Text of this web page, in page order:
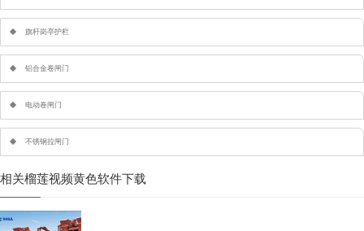
旗杆岗亭护栏
铝合金卷闸门
电动卷闸门
不锈钢拉闸门
相关榴莲视频黄色软件下载